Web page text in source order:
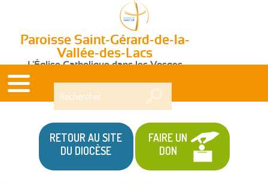
Paroisse Saint-Gérard-de-la-
Vallée-des-Lacs
L'Église Catholique dans les Vosges
RETOUR AU SITE
DU DIOCÈSE
FAIRE UN
DON